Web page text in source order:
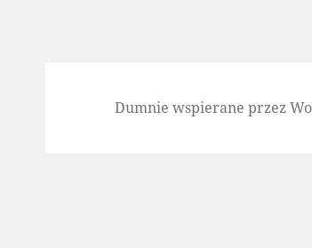
Dumnie wspierane przez